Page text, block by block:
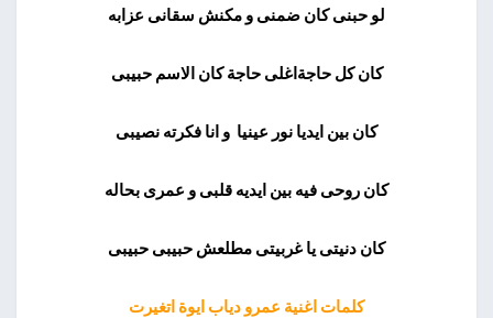
لو حبنى كان ضمنى و مكنش سقانى عزابه
كان كل حاجةاغلى حاجة كان الاسم حبيبى
كان بين ايديا نور عينيا و انا فكرته نصيبى
كان روحى فيه بين ايديه قلبى و عمرى بحاله
كان دنيتى يا غربيتى مطلعش حبيبى حبيبى
كلمات اغنية عمرو دياب ايوة اتغيرت